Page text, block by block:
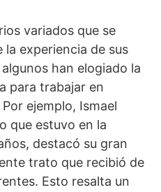
variados que se
experiencia de sus
han elogiado la
para trabajar en
ejemplo, Ismael
que estuvo en la
destacó su gran
trato que recibió de
Esto resalta un